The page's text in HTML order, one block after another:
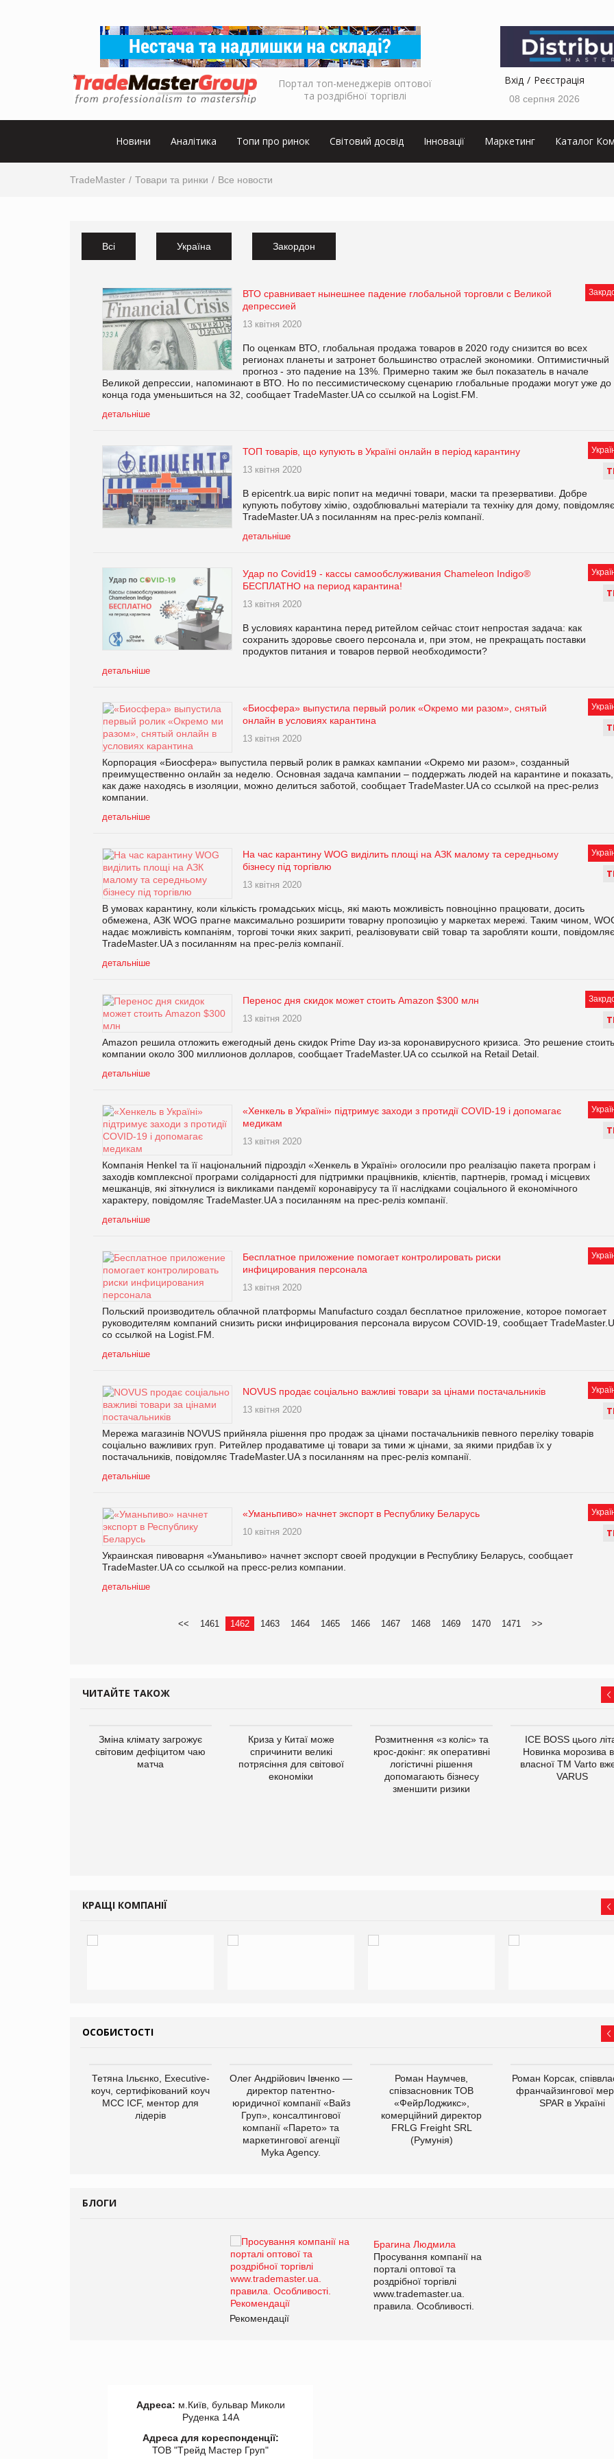
Портал топ-менеджерів оптової
та роздрібної торгівлі
Вхід Реєстрація
08 серпня 2026
Новини Аналітика Топи про ринок Світовий досвід Інновації Маркетинг Каталог
TradeMaster Товари та ринки Все новости
Всі Україна Закордон
ВТО сравнивает нынешнее падение глобальной торговли с Великой
депрессией
13 квітня 2020
По оценкам ВТО, глобальная продажа товаров в 2020 году снизится во всех
регионах планеты и затронет большинство отраслей экономики. Оптимистичный
прогноз - это падение на 13%. Примерно таким же был показатель в начале
Великой депрессии, напоминают в ВТО. Но по пессимистическому сценарию глобальные продажи могут уже до
конца года уменьшиться на 32, сообщает TradeMaster.UA со ссылкой на Logist.FM.
детальніше
Т
ТОП товарів, що купують в Україні онлайн в період карантину
13 квітня 2020
В epicentrk.ua виріс попит на медичні товари, маски та презервативи. Добре
купують побутову хімію, оздоблювальні матеріали та техніку для дому, повідомляє
TradeMaster.UA з посиланням на прес-реліз компанії.
детальніше
Т
Удар по Covid19 - кассы самообслуживания Chameleon Indigo®
БЕСПЛАТНО на период карантина!
13 квітня 2020
В условиях карантина перед ритейлом сейчас стоит непростая задача: как
сохранить здоровье своего персонала и, при этом, не прекращать поставки
продуктов питания и товаров первой необходимости?
детальніше
Т
«Биосфера» выпустила первый ролик «Окремо ми разом», снятый
онлайн в условиях карантина
13 квітня 2020
Корпорация «Биосфера» выпустила первый ролик в рамках кампании «Окремо ми разом», созданный
преимущественно онлайн за неделю. Основная задача кампании – поддержать людей на карантине и показать,
как даже находясь в изоляции, можно делиться заботой, сообщает TradeMaster.UA со ссылкой на прес-релиз
компании.
детальніше
Т
На час карантину WOG виділить площі на АЗК малому та середньому
бізнесу під торгівлю
13 квітня 2020
В умовах карантину, коли кількість громадських місць, які мають можливість повноцінно працювати, досить
обмежена, АЗК WOG прагне максимально розширити товарну пропозицію у маркетах мережі. Таким чином,
надає можливість компаніям, торгові точки яких закриті, реалізовувати свій товар та заробляти кошти, повідомляє
TradeMaster.UA з посиланням на прес-реліз компанії.
детальніше
Т
Перенос дня скидок может стоить Amazon $300 млн
13 квітня 2020
Amazon решила отложить ежегодный день скидок Prime Day из-за коронавирусного кризиса. Это решение стоить
компании около 300 миллионов долларов, сообщает TradeMaster.UA со ссылкой на Retail Detail.
детальніше
Т
«Хенкель в Україні» підтримує заходи з протидії COVID-19 і допомагає
медикам
13 квітня 2020
Компанія Henkel та її національний підрозділ «Хенкель в Україні» оголосили про реалізацію пакета програм і
заходів комплексної програми солідарності для підтримки працівників, клієнтів, партнерів, громад і місцевих
мешканців, які зіткнулися із викликами пандемії коронавірусу та її наслідками соціального й економічного
характеру, повідомляє TradeMaster.UA з посиланням на прес-реліз компанії.
детальніше
Бесплатное приложение помогает контролировать риски
инфицирования персонала
13 квітня 2020
Польский производитель облачной платформы Manufacturo создал бесплатное приложение, которое помогает
руководителям компаний снизить риски инфицирования персонала вирусом COVID-19, сообщает
со ссылкой на Logist.FM.
детальніше
Т
NOVUS продає соціально важливі товари за цінами постачальників
13 квітня 2020
Мережа магазинів NOVUS прийняла рішення про продаж за цінами постачальників певного переліку товарів
соціально важливих груп. Ритейлер продаватиме ці товари за тими ж цінами, за якими придбав їх у
постачальників, повідомляє TradeMaster.UA з посиланням на прес-реліз компанії.
детальніше
Т
«Уманьпиво» начнет экспорт в Республику Беларусь
10 квітня 2020
Украинская пивоварня «Уманьпиво» начнет экспорт своей продукции в Республику Беларусь, сообщает
TradeMaster.UA со ссылкой на пресс-релиз компании.
детальніше
<< 1461 1462 1463 1464 1465 1466 1467 1468 1469 1470 1471 >>
ЧИТАЙТЕ ТАКОЖ
Зміна клімату загрожує
світовим дефіцитом чаю
матча
Криза у Китаї може
спричинити великі
потрясіння для світової
економіки
Розмитнення «з коліс» та
крос-докінг: як оперативні
логістичні рішення
допомагають бізнесу
зменшити ризики
ICE BOSS цього
Новинка морозива
власної ТМ Varto
VARUS
КРАЩІ КОМПАНІЇ
ОСОБИСТОСТІ
Тетяна Ільєнко, Executive-
коуч, сертифікований коуч
МСС ICF, ментор для
лідерів
Олег Андрійович Івченко —
директор патентно-
юридичної компанії «Вайз
Груп», консалтингової
компанії «Парето» та
маркетингової агенції
Myka Agency.
Роман Наумчев,
співзасновник ТОВ
«ФейрЛоджикс»,
комерційний директор
FRLG Freight SRL
(Румунія)
Роман Корсак,
франчайзингової
SPAR в Україні
БЛОГИ
Брагина Людмила
Просування компанії на
порталі оптової та
роздрібної торгівлі
www.trademaster.ua.
правила. Особливості.
Рекомендації
Адреса: м.Київ, бульвар Миколи
Руденка 14А
Адреса для кореспонденції:
ТОВ "Tрейд Мастер Груп"